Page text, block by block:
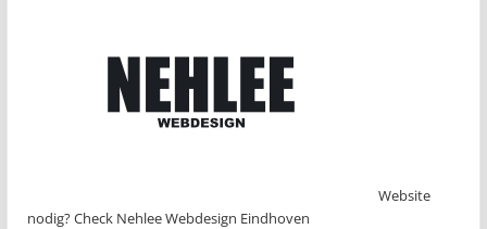
Website
nodig? Check Nehlee Webdesign Eindhoven